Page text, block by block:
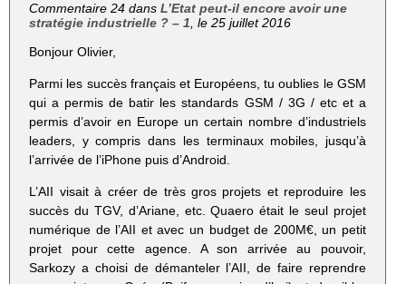
Commentaire 24 dansL’Etat peut-il encore avoir une
stratégie industrielle ? – 1 , le 25 juillet 2016
Bonjour Olivier,
Parmi les succès français et Européens, tu oublies le GSM
qui a permis de batir les standards GSM / 3G / etc et a
permis d’avoir en Europe un certain nombre d’industriels
leaders, y compris dans les terminaux mobiles, jusqu’à
l’arrivée de l’iPhone puis d’Android.
L’AII visait à créer de très gros projets et reproduire les
succès du TGV, d’Ariane, etc. Quaero était le seul projet
numérique de l’AII et avec un budget de 200M€, un petit
projet pour cette agence. A son arrivée au pouvoir,
Sarkozy a choisi de démanteler l’AII, de faire reprendre